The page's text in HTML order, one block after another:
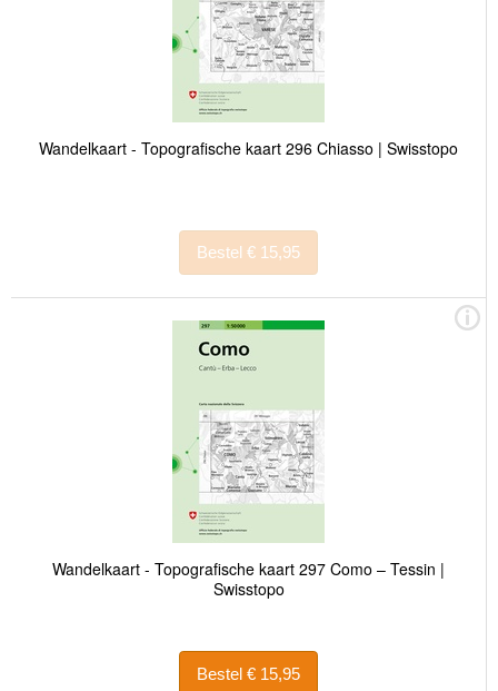
Wandelkaart - Topografische kaart 296 Chiasso | Swisstopo
Bestel € 15,95
Wandelkaart - Topografische kaart 297 Como – Tessin |
Swisstopo
Bestel € 15,95